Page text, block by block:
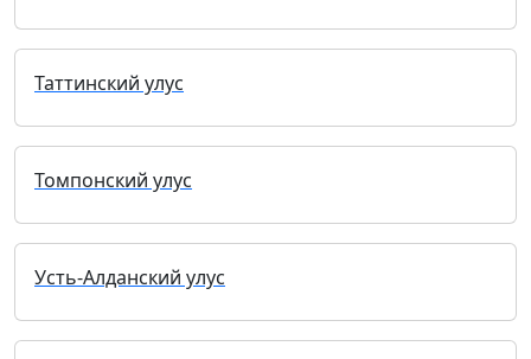
Таттинский улус
Томпонский улус
Усть-Алданский улус